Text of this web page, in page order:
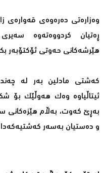
وه‌زاره‌تی ده‌ره‌وه‌ی قه‌واره‌ی
ڕه‌تیان كردووه‌ته‌وه‌
هێرشه‌كانی حه‌وتی ئۆكتۆبه‌ر
كه‌شتی مادلین به‌ر له‌ چه‌ند
ئیتاڵیاوه‌ وه‌ك هه‌وڵێك بۆ
به‌ڕێ كه‌وت، به‌ڵام هێزه‌كانی
و ده‌ستیان به‌سه‌ر